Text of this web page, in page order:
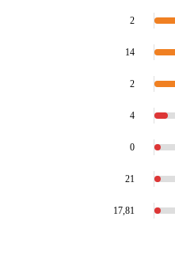
2
14
2
4
0
21
17,81